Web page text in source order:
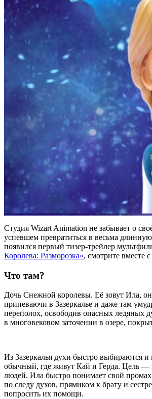
Студия Wizart Animation не забывает о
успевшем превратиться в весьма
появился первый тизер-трейлер
Королева: Разморозка», смотрите вместе
Что там?
Дочь Снежной королевы. Её зовут Ила,
припеваючи в Зазеркалье и даже там
переполох, освободив опасных ледяных
в многовековом заточении в озере,
Из Зазеркалья духи быстро выбираются
обычный, где живут Кай и Герда. Цель —
людей. Ила быстро понимает свой промах
по следу духов, прямиком к брату и
попросить их помощи.